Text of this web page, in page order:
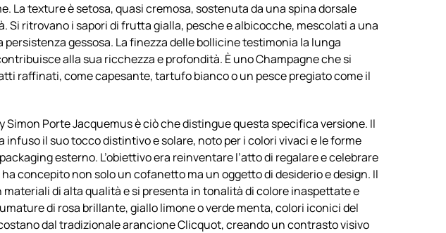
La texture è setosa, quasi cremosa, sostenuta da una spina dorsale
Si ritrovano i sapori di frutta gialla, pesche e albicocche, mescolati a una
gessosa. La finezza delle bollicine testimonia la lunga
alla sua ricchezza e profondità. È uno Champagne che si
raffinati, come capesante, tartufo bianco o un pesce pregiato come il
Simon Porte Jacquemus è ciò che distingue questa specifica versione. Il
infuso il suo tocco distintivo e solare, noto per i colori vivaci e le forme
esterno. L’obiettivo era reinventare l’atto di regalare e celebrare
concepito non solo un cofanetto ma un oggetto di desiderio e design. Il
di alta qualità e si presenta in tonalità di colore inaspettate e
di rosa brillante, giallo limone o verde menta, colori iconici del
dal tradizionale arancione Clicquot, creando un contrasto visivo